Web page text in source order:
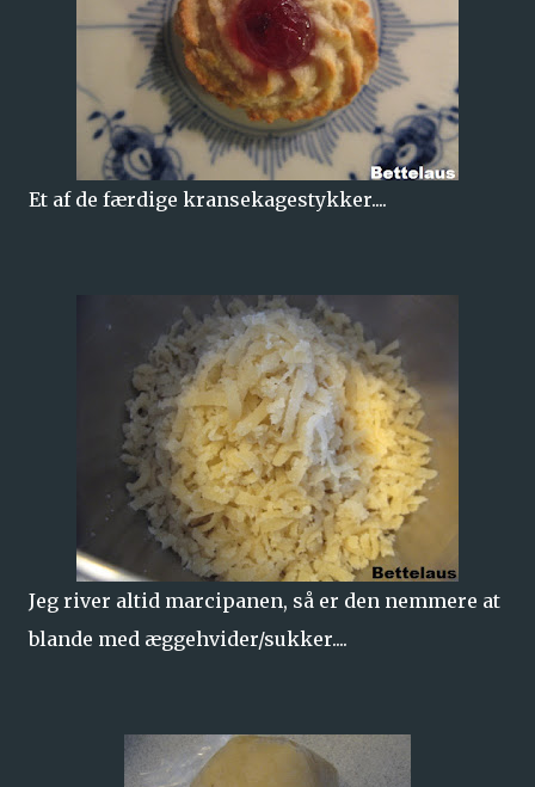
Et af de færdige kransekagestykker....
Jeg river altid marcipanen, så er den nemmere at
blande med æggehvider/sukker....